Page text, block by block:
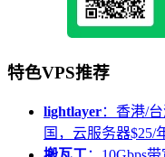
特色VPS推荐
lightlayer：香港/
国，云服务器$25/